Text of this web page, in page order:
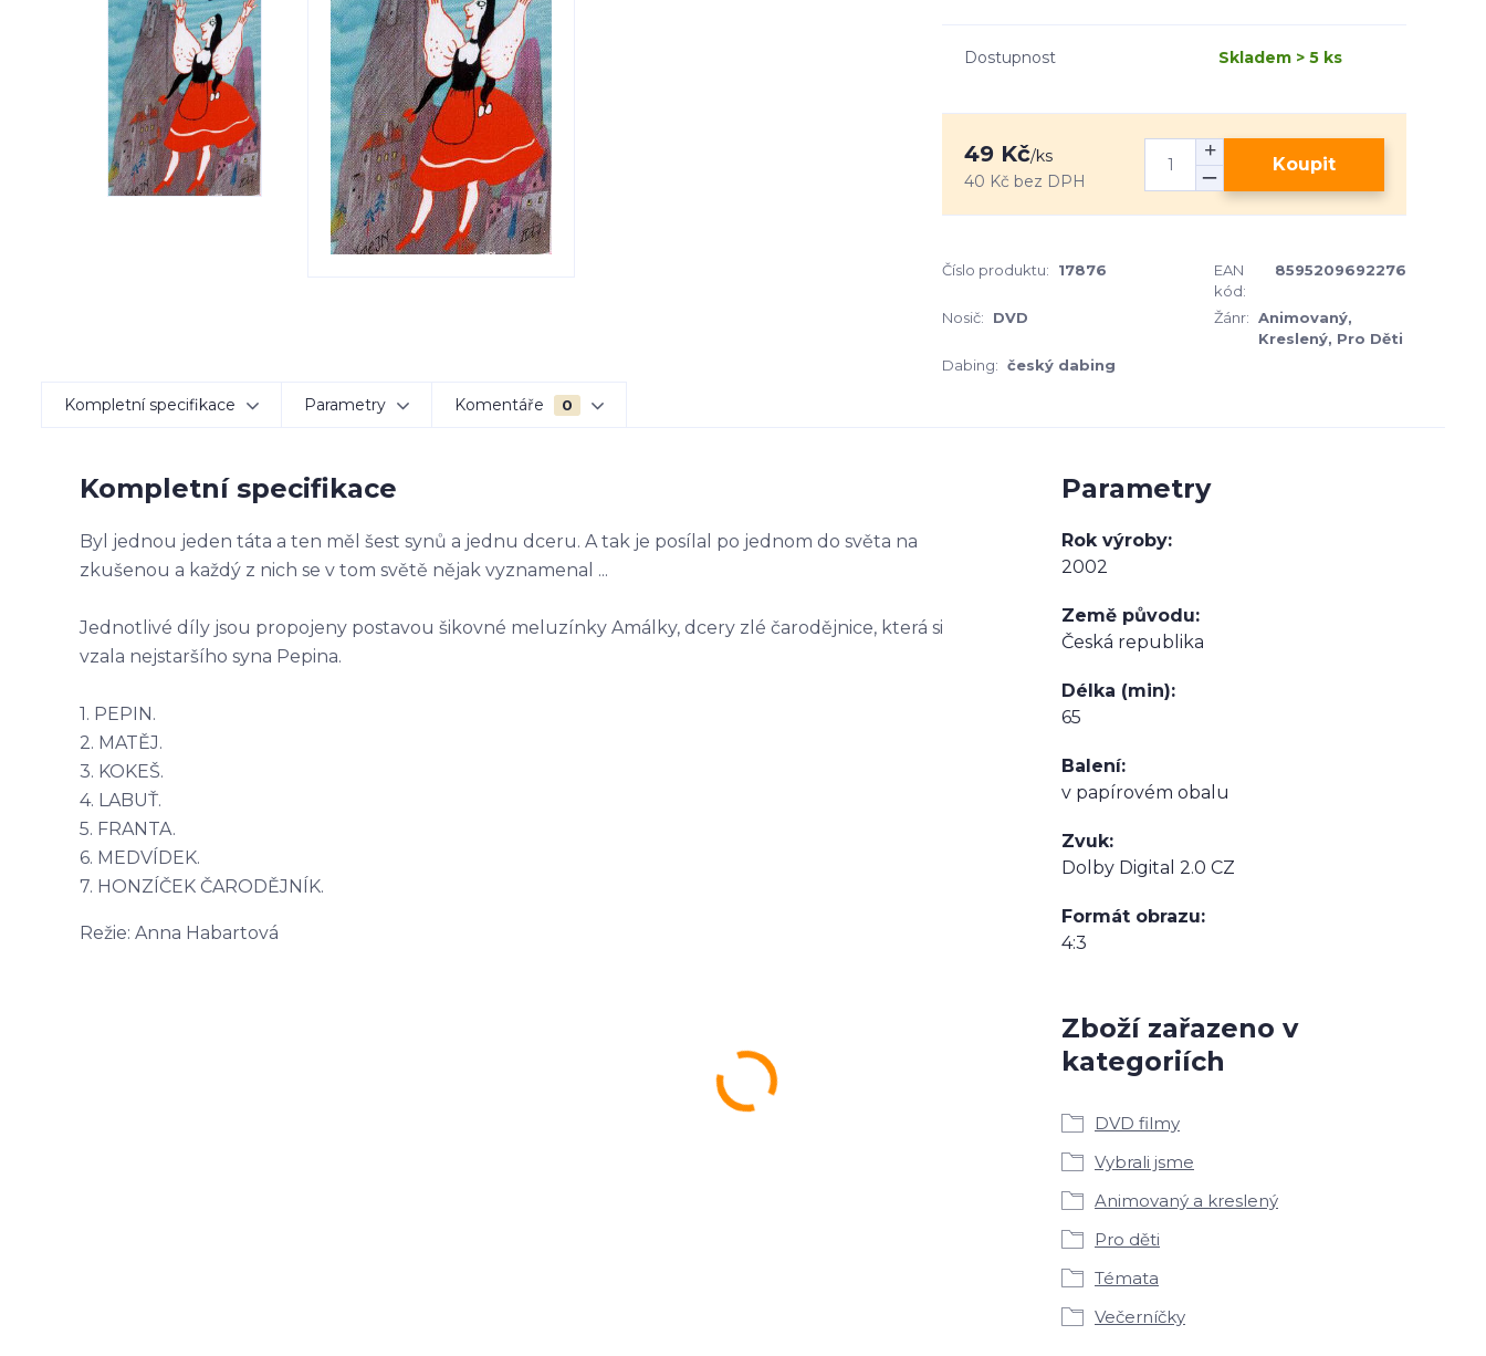
Dostupnost Skladem > 5 ks
49 Kč/ks
40 Kč bez DPH
Koupit
Číslo produktu: 17876
EAN
kód:
8595209692276
Nosič: DVD Žánr: Animovaný,
Kreslený, Pro Děti
Dabing: český dabing
Kompletní specifikace Parametry Komentáře 0
Kompletní specifikace
Byl jednou jeden táta a ten měl šest synů a jednu dceru. A tak je posílal po jednom do světa na
zkušenou a každý z nich se v tom světě nějak vyznamenal ...
Jednotlivé díly jsou propojeny postavou šikovné meluzínky Amálky, dcery zlé čarodějnice, která si
vzala nejstaršího syna Pepina.
1. PEPIN.
2. MATĚJ.
3. KOKEŠ.
4. LABUŤ.
5. FRANTA.
6. MEDVÍDEK.
7. HONZÍČEK ČARODĚJNÍK.
Režie: Anna Habartová
Parametry
Rok výroby
2002
Země původu
Česká republika
Délka (min)
65
Balení
v papírovém obalu
Zvuk
Dolby Digital 2.0 CZ
Formát obrazu
4:3
Zboží zařazeno v
kategoriích
DVD filmy
Vybrali jsme
Animovaný a kreslený
Pro děti
Témata
Večerníčky